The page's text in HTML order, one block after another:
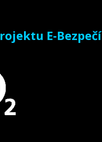
E-Bezpečí